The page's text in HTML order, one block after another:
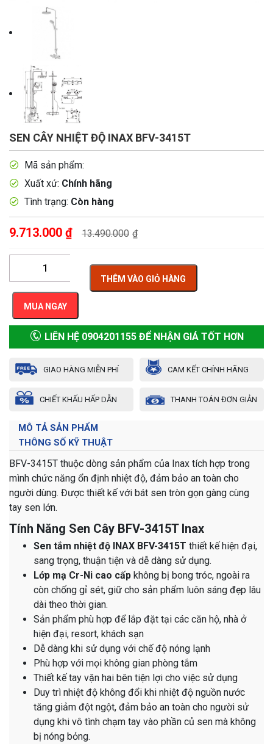
SEN CÂY NHIỆT ĐỘ INAX BFV-3415T
Mã sản phẩm:
Xuất xứ: Chính hãng
Tình trạng: Còn hàng
9.713.000 ₫ 13.490.000 ₫
THÊM VÀO GIỎ HÀNG
MUA NGAY
LIÊN HỆ 0904201155 ĐỂ NHẬN GIÁ TỐT HƠN
GIAO HÀNG MIỄN PHÍ CAM KẾT CHÍNH HÃNG
CHIẾT KHẤU HẤP DẪN THANH TOÁN ĐƠN GIẢN
MÔ TẢ SẢN PHẨM
THÔNG SỐ KỸ THUẬT
BFV-3415T thuộc dòng sản phẩm của Inax tích hợp trong
mình chức năng ổn định nhiệt độ, đảm bảo an toàn cho
người dùng. Được thiết kế với bát sen tròn gọn gàng cùng
tay sen lớn.
Tính Năng Sen Cây BFV-3415T Inax
Sen tắm nhiệt độ INAX BFV-3415T thiết kế hiện đại,
sang trọng, thuận tiện và dễ dàng sử dụng.
Lớp mạ Cr-Ni cao cấp không bị bong tróc, ngoài ra
còn chống gỉ sét, giữ cho sản phẩm luôn sáng đẹp lâu
dài theo thời gian.
Sản phẩm phù hợp để lắp đặt tại các căn hộ, nhà ở
hiện đại, resort, khách sạn
Dễ dàng khi sử dụng với chế độ nóng lạnh
Phù hợp với mọi không gian phòng tắm
Thiết kế tay vặn hai bên tiện lợi cho việc sử dụng
Duy trì nhiệt độ không đổi khi nhiệt độ nguồn nước
tăng giảm đột ngột, đảm bảo an toàn cho người sử
dụng khi vô tình chạm tay vào phần củ sen mà không
bị nóng bỏng.